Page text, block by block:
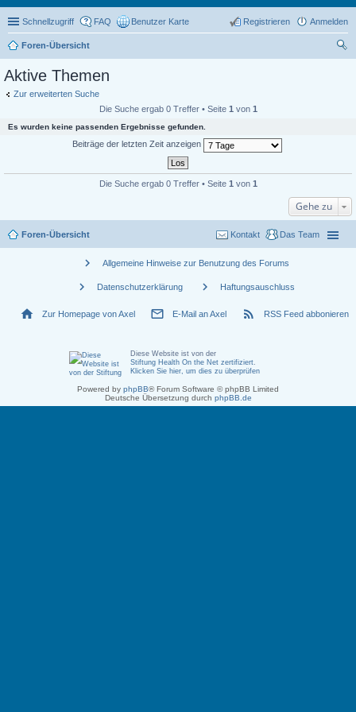
Schnellzugriff FAQ Benutzer Karte Anmelden
Registrieren
Foren-Übersicht
Aktive Themen
Zur erweiterten Suche
Die Suche ergab 0 Treffer • Seite 1 von 1
Es wurden keine passenden Ergebnisse gefunden.
Beiträge der letzten Zeit anzeigen
Die Suche ergab 0 Treffer • Seite 1 von 1
Gehe zu
Foren-Übersicht Das Team
Kontakt
chevron_right Allgemeine Hinweise zur Benutzung des Forums
chevron_right Datenschutzerklärung chevron_right Haftungsauschluss
home Zur Homepage von Axel mail_outline E-Mail an Axel rss_feed RSS Feed abbonieren
Diese Website ist von der
Stiftung Health On the Net zertifiziert
Klicken Sie hier, um dies zu überprüfen
Powered by phpBB® Forum Software © phpBB Limited
Deutsche Übersetzung durch phpBB.de